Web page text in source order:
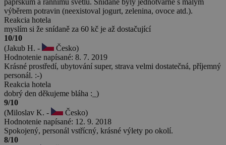
paprskům a rannímu světlu. Snídaně byly jednotvárné s malým
výběrem potravin (neexistoval jogurt, zelenina, ovoce atd.).
Reakcia hotela
myslím si že snídaně za 60 kč je až dostačující
10/10
(Jakub H. -
Česko)
Hodnotenie napísané: 8. 7. 2019
Krásné prostředí, ubytování super, strava velmi dostatečná, příjemný
personál. :-)
Reakcia hotela
dobrý den děkujeme bláha :_)
9/10
(Miloslav K. -
Česko)
Hodnotenie napísané: 12. 9. 2018
Spokojený, personál vstřícný, krásné výlety po okolí.
8/10